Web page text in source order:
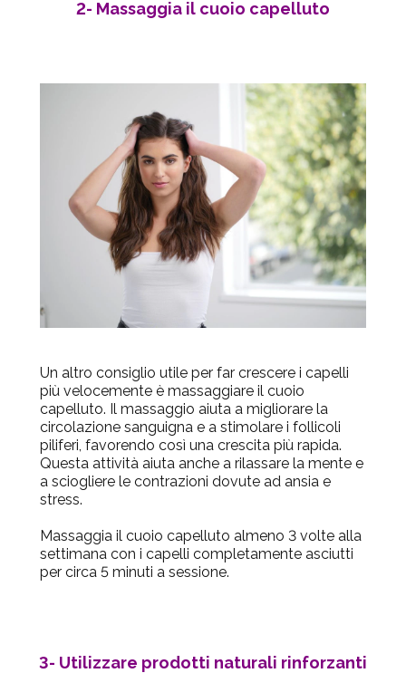
2- Massaggia il cuoio capelluto
Un altro consiglio utile per far crescere i capelli
più velocemente è massaggiare il cuoio
capelluto. Il massaggio aiuta a migliorare la
circolazione sanguigna e a stimolare i follicoli
piliferi, favorendo così una crescita più rapida.
Questa attività aiuta anche a rilassare la mente e
a sciogliere le contrazioni dovute ad ansia e
stress.
Massaggia il cuoio capelluto almeno 3 volte alla
settimana con i capelli completamente asciutti
per circa 5 minuti a sessione.
3- Utilizzare prodotti naturali rinforzanti